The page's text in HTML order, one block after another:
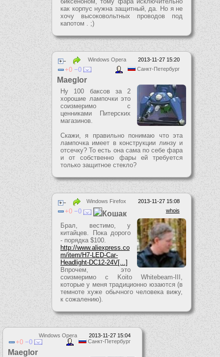
как корпус нужна защитный, да. Но я не
хочу высоковольтных проводов под
капотом . ;)
2013-11-27 15:20
Windows Opera
Санкт-Петербург
0 0
Maeglor
Ну 100 баксов за 2
хорошие лампочки это
соизмеримо с
ценниками Питерских
магазинов.
Скажи, я правильно понимаю что эта
лампочка имеет в конструкции линзу и
отсечку? То есть она сама по себе фара
и от собственно фары ей требуется
только защитное стекло?
2013-11-27 15:08
Windows Firefox
whois
0 0 Кошак
Брал, вестимо, у
китайцев. Пока дорого
- порядка $100.
http://www.aliexpress.co
m/item/H7-LED-Car-
Headlight-DC12-24V[...]
Впрочем, это
соизмеримо с Koito Whitebeam-III,
которые у меня традиционно юзаются (в
темноте хуже обычного человека вижу,
к сожалению).
2013-11-27 15:04
Windows Opera
Санкт-Петербург
0 0
Maeglor